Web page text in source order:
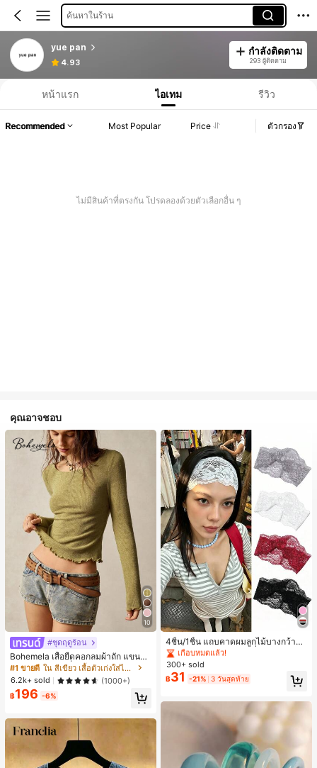
ค้นหาในร้าน
yue pan
4.93
กำลังติดตาม
293 ผู้ติดตาม
หน้าแรก ไอเทม รีวิว
Recommended Most Popular Price ตัวกรอง
ไม่มีสินค้าที่ตรงกัน โปรดลองด้วยตัวเลือกอื่น ๆ
คุณอาจชอบ
10
#ชุดฤดูร้อน
Bohemela เสื้อยืดคอกลมผ้าถัก แขนยา
ว สีเรียบ ใช้งานทั่วไป สำหรับผู้หญิง
#1 ขายดี
ใน สีเขียว เสื้อตัวเก่งใส่ได้ทุกวัน
6.2k+ sold
(1000+)
฿196 -6%
4ชิ้น/1ชิ้น แถบคาดผมลูกไม้บางกว้างยื
ดหยุ่นสำหรับผู้หญิง, แฟชั่นอเนกประสง
ค์พรีเมียมหรูหราสไตล์มินิมอล ผ้าพันคอ
เล็กๆ ห่วงผม อุปกรณ์เสริมผม, เหมาะสำ
หรับการออกไปข้างนอกประจำวัน, ลำล
น, การมัดผม, การจัดทรงผม, การแต่งห
น้า, การจับคู่ชุด, อุปกรณ์เสริมประดับผ
#1 ขายดี
ใน ไม่เป็นทางการ เครื่องประดับผมผู้หญิง
เกือบหมดแล้ว!
#1 ขายดี
ใน ไม่เป็นทางการ เครื่องประดับผมผู้หญิง
เกือบหมดแล้ว!
#1 ขายดี
ใน ไม่เป็นทางการ เครื่องประดับผมผู้หญิง
เกือบหมดแล้ว!
#1 ขายดี
เกือบหมดแล้ว!
300+ sold
฿31 -21% 3 วันสุดท้าย